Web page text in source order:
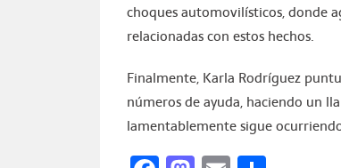
choques automovilísticos, donde
relacionadas con estos hechos.
Finalmente, Karla Rodríguez
números de ayuda, haciendo un
lamentablemente sigue